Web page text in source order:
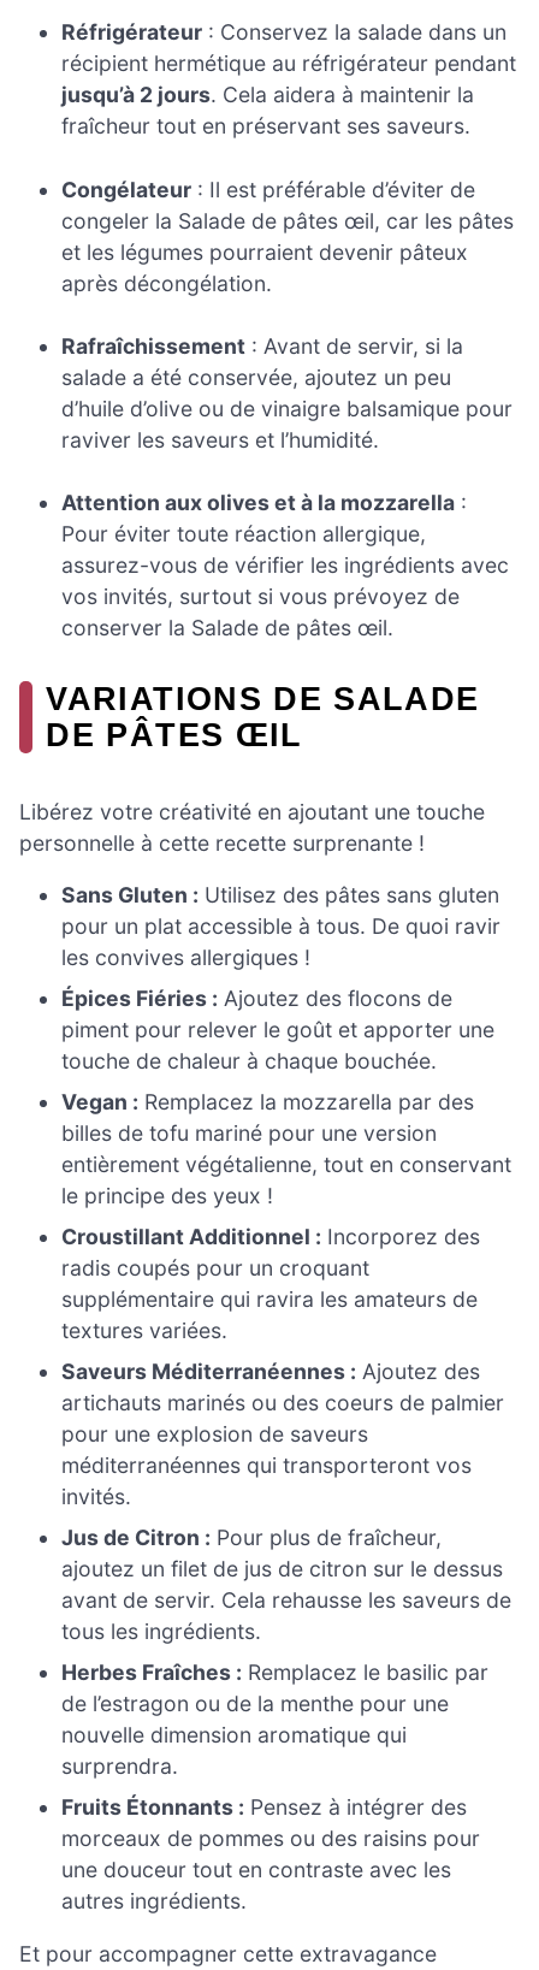
Réfrigérateur : Conservez la salade dans un
récipient hermétique au réfrigérateur pendant
jusqu’à 2 jours. Cela aidera à maintenir la
fraîcheur tout en préservant ses saveurs.
Congélateur : Il est préférable d’éviter de
congeler la Salade de pâtes œil, car les pâtes
et les légumes pourraient devenir pâteux
après décongélation.
Rafraîchissement : Avant de servir, si la
salade a été conservée, ajoutez un peu
d’huile d’olive ou de vinaigre balsamique pour
raviver les saveurs et l’humidité.
Attention aux olives et à la mozzarella :
Pour éviter toute réaction allergique,
assurez-vous de vérifier les ingrédients avec
vos invités, surtout si vous prévoyez de
conserver la Salade de pâtes œil.
VARIATIONS DE SALADE
DE PÂTES ŒIL
Libérez votre créativité en ajoutant une touche
personnelle à cette recette surprenante !
Sans Gluten : Utilisez des pâtes sans gluten
pour un plat accessible à tous. De quoi ravir
les convives allergiques !
Épices Fiéries : Ajoutez des flocons de
piment pour relever le goût et apporter une
touche de chaleur à chaque bouchée.
Vegan : Remplacez la mozzarella par des
billes de tofu mariné pour une version
entièrement végétalienne, tout en conservant
le principe des yeux !
Croustillant Additionnel : Incorporez des
radis coupés pour un croquant
supplémentaire qui ravira les amateurs de
textures variées.
Saveurs Méditerranéennes : Ajoutez des
artichauts marinés ou des coeurs de palmier
pour une explosion de saveurs
méditerranéennes qui transporteront vos
invités.
Jus de Citron : Pour plus de fraîcheur,
ajoutez un filet de jus de citron sur le dessus
avant de servir. Cela rehausse les saveurs de
tous les ingrédients.
Herbes Fraîches : Remplacez le basilic par
de l’estragon ou de la menthe pour une
nouvelle dimension aromatique qui
surprendra.
Fruits Étonnants : Pensez à intégrer des
morceaux de pommes ou des raisins pour
une douceur tout en contraste avec les
autres ingrédients.
Et pour accompagner cette extravagance